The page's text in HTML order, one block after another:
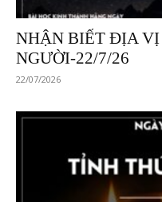
NHẬN BIẾT ĐỊA VỊ
NGƯỜI-22/7/26
22/07/2026